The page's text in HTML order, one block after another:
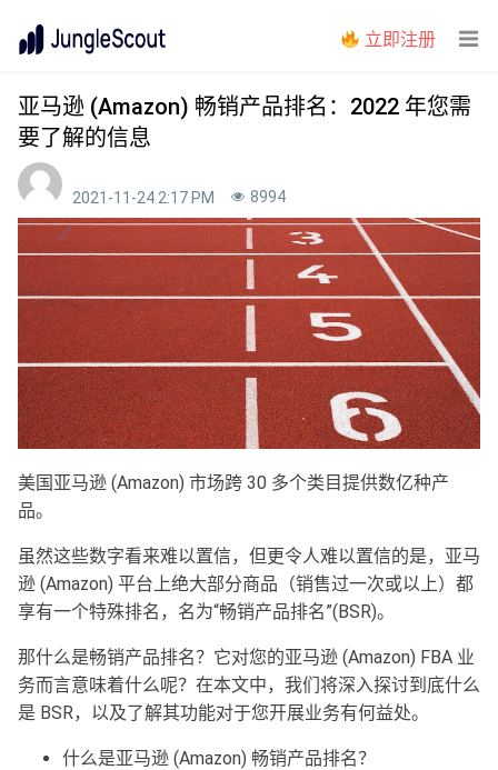
立即注册
亚马逊 (Amazon) 畅销产品排名：2022 年您需
要了解的信息
2021-11-24 2:17 PM 8994
美国亚马逊 (Amazon) 市场跨 30 多个类目提供数亿种产
品。
虽然这些数字看来难以置信，但更令人难以置信的是，亚马
逊 (Amazon) 平台上绝大部分商品（销售过一次或以上）都
享有一个特殊排名，名为“畅销产品排名”(BSR)。
那什么是畅销产品排名？它对您的亚马逊 (Amazon) FBA 业
务而言意味着什么呢？在本文中，我们将深入探讨到底什么
是 BSR，以及了解其功能对于您开展业务有何益处。
什么是亚马逊 (Amazon) 畅销产品排名？